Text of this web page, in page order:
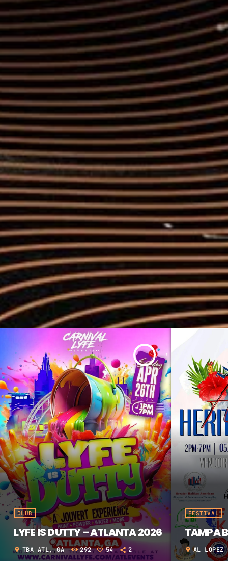
aujourd'hui
CLUB
LYFE IS DUTTY – ATLANTA 2026
location_on TBA ATL, GA 292 54 2
FESTIVAL
TAMPA
location_on AL LOPEZ